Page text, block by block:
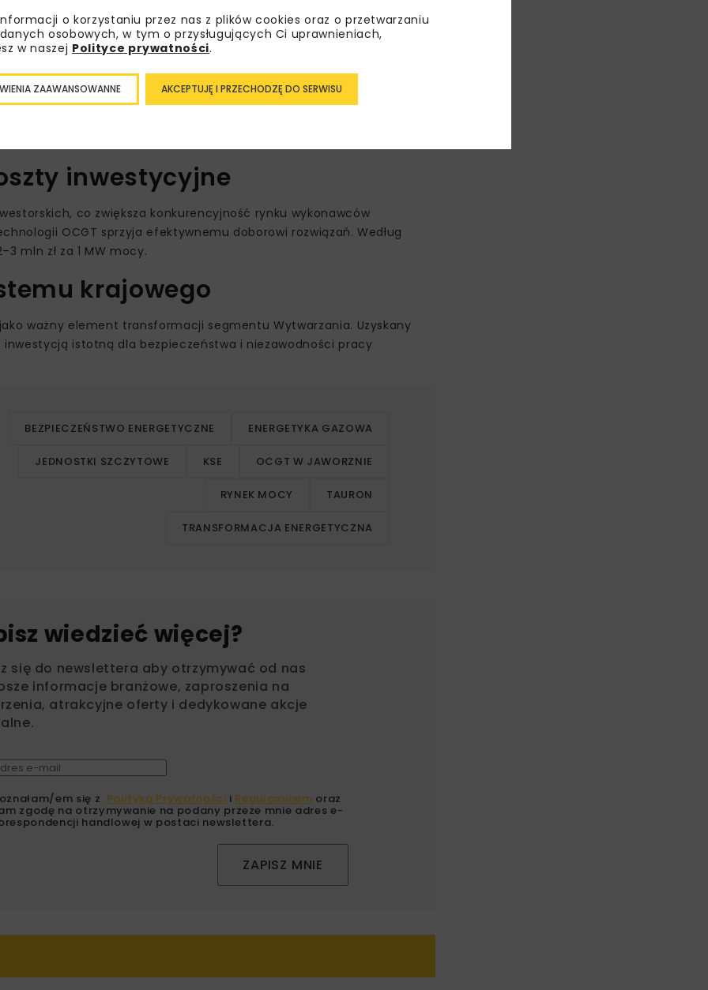
inwestycyjne
co zwiększa konkurencyjność rynku wykonawców
OCGT sprzyja efektywnemu doborowi rozwiązań. Według
mln zł za 1 MW mocy.
krajowego
ważny element transformacji segmentu Wytwarzania. Uzyskany
istotną dla bezpieczeństwa i niezawodności pracy
BEZPIECZEŃSTWO ENERGETYCZNE ENERGETYKA GAZOWA
JEDNOSTKI SZCZYTOWE KSE OCGT W JAWORZNIE
RYNEK MOCY TAURON
TRANSFORMACJA ENERGETYCZNA
wiedzieć więcej?
się do newslettera aby otrzymywać od nas
informacje branżowe, zaproszenia na
atrakcyjne oferty i dedykowane akcje
em się z Polityką Prywatności i Regulaminem oraz
zgodę na otrzymywanie na podany przeze mnie adres e-
handlowej w postaci newslettera.
ZAPISZ MNIE
o korzystaniu przez nas z plików cookies oraz o przetwarzaniu
osobowych, w tym o przysługujących Ci uprawnieniach,
w naszej Polityce prywatności.
AKCEPTUJĘ I PRZECHODZĘ DO SERWISU
ZAAWANSOWANNE